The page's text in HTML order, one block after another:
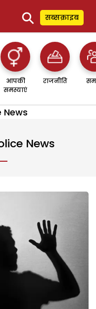
⚲ सब्सक्राइब
आपकी
समस्याएं
राजनीति
News
News